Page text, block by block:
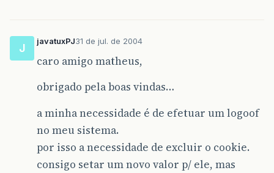
J
javatuxPJ31 de jul. de 2004
caro amigo matheus,
obrigado pela boas vindas…
a minha necessidade é de efetuar um logoof
no meu sistema.
por isso a necessidade de excluir o cookie.
consigo setar um novo valor p/ ele, mas